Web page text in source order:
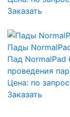
Заказать
Пады
Пад NormalPad
проведения
Цена: по
Заказать